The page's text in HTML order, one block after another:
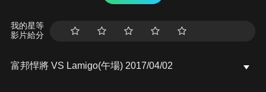
我的星等
影片給分
富邦悍將 VS Lamigo(午場) 2017/04/02